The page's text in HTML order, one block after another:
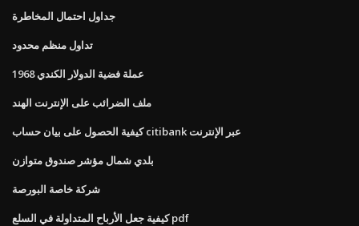
جداول احتمال المخاطرة
تداول منظم محدود
1968 عملة فضية الدولار الكندي
ملف الضرائب على الإنترنت الهند
كيفية الحصول على بيان حساب citibank عبر الإنترنت
بلدي شمال مؤشر صندوق متوازن
شركة خاصة البورصة
كيفية جعل الأرباح المتداولة في السلع pdf